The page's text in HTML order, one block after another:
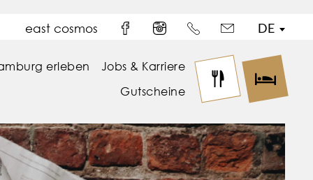
east cosmos FacebookInstagram
TelefonEmailDE
erleben
Jobs & Karriere
Gutscheine